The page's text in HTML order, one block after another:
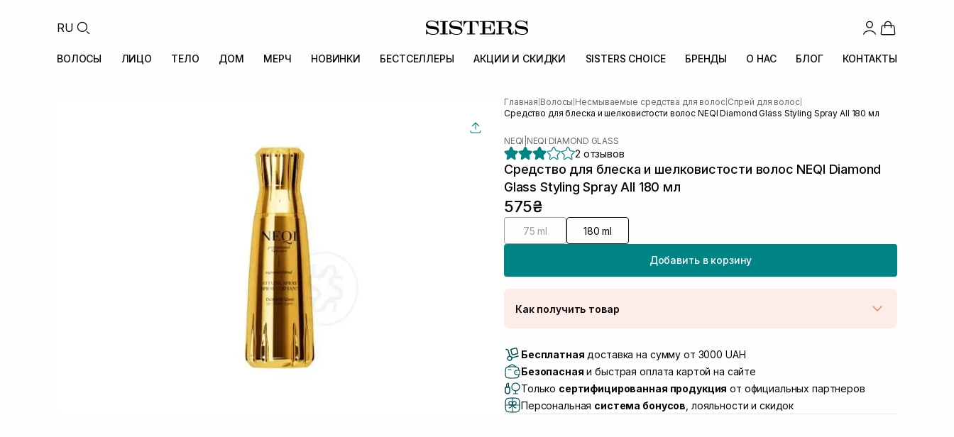
RU
ВОЛОСЫ ЛИЦО ТЕЛО ДОМ МЕРЧ НОВИНКИ БЕСТСЕЛЛЕРЫ АКЦИИ И СКИДКИ SISTERS CHOICE БРЕНДЫ О НАС БЛОГ КОНТАКТЫ
Главная Волосы Несмываемые средства для волос| Спрей для волос|
Средство для блеска и шелковистости волос NEQI Diamond Glass Styling Spray All 180 мл
NEQI NEQI DIAMOND GLASS
2 отзывов
Средство для блеска и шелковистости волос NEQI Diamond
Glass Styling Spray All 180 мл
575₴
75 ml 180 ml
Добавить в корзину
Как получить товар
Самовывоз г. Луцк, Винниченка 4
Самовывоз г. Львов, ул. Академика Подстригача, 1В (Duck's
Самовывоз Львов (Ивана Франко 36) В наличии
Самовывоз г. Львов ул. Степана Бандеры 43 В наличии
Бесплатная доставка на сумму от 3000 UAH
Безопасная и быстрая оплата картой на сайте
Только сертифицированная продукция от официальных партнеров
Персональная система бонусов , лояльности и скидок